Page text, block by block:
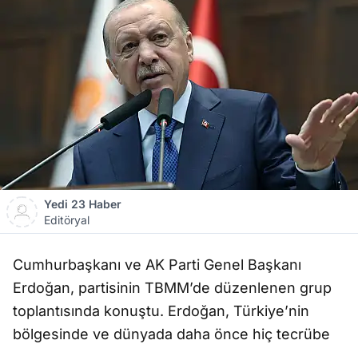
Yedi 23 Haber
Editöryal
Cumhurbaşkanı ve AK Parti Genel Başkanı
Erdoğan, partisinin TBMM’de düzenlenen grup
toplantısında konuştu. Erdoğan, Türkiye’nin
bölgesinde ve dünyada daha önce hiç tecrübe